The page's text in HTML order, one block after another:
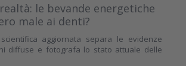
le bevande energetiche
male ai denti?
aggiornata separa le evidenze
diffuse e fotografa lo stato attuale delle